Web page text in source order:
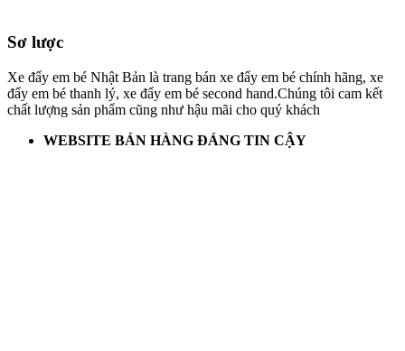
Sơ lược
Xe đẩy em bé Nhật Bản là trang bán xe đẩy em bé chính hãng, xe
đẩy em bé thanh lý, xe đẩy em bé second hand.Chúng tôi cam kết
chất lượng sản phẩm cũng như hậu mãi cho quý khách
WEBSITE BÁN HÀNG ĐÁNG TIN CẬY